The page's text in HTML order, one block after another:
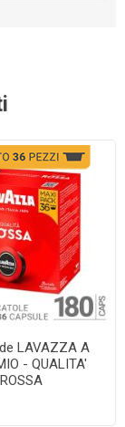
LAVAZZA A
- QUALITA'
ROSSA